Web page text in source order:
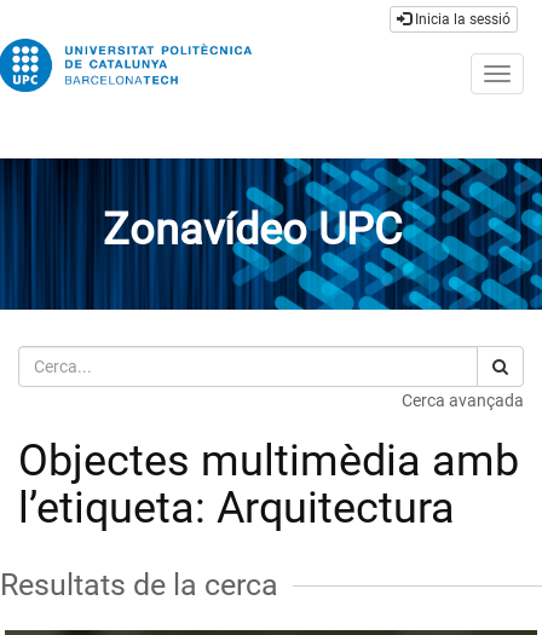
Inicia la sessió
Zonavídeo UPC
Cerca
Cerca avançada
Objectes multimèdia amb
l’etiqueta: Arquitectura
Resultats de la cerca